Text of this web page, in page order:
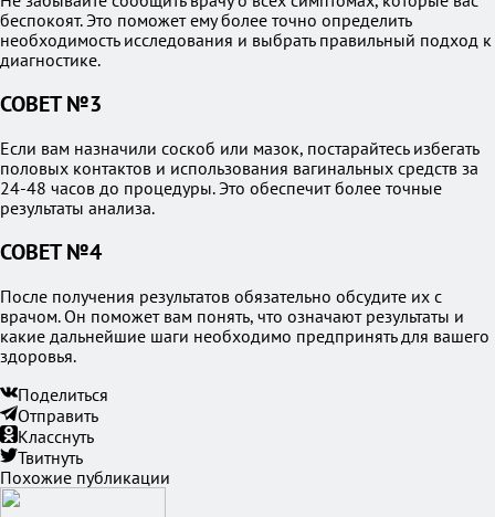
беспокоят. Это поможет ему более точно определить
необходимость исследования и выбрать правильный подход к
диагностике.
СОВЕТ №3
Если вам назначили соскоб или мазок, постарайтесь избегать
половых контактов и использования вагинальных средств за
24-48 часов до процедуры. Это обеспечит более точные
результаты анализа.
СОВЕТ №4
После получения результатов обязательно обсудите их с
врачом. Он поможет вам понять, что означают результаты и
какие дальнейшие шаги необходимо предпринять для вашего
здоровья.
Поделиться
Отправить
Класснуть
Твитнуть
Похожие публикации